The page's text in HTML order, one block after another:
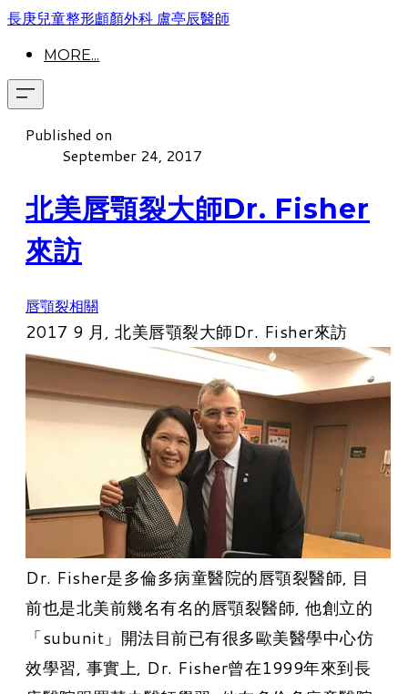
長庚兒童整形顱顏外科 盧亭辰醫師
MORE...
Published on
September 24, 2017
北美唇顎裂大師Dr. Fisher
來訪
唇顎裂相關
2017 9 月, 北美唇顎裂大師Dr. Fisher來訪
Dr. Fisher是多倫多病童醫院的唇顎裂醫師, 目
前也是北美前幾名有名的唇顎裂醫師, 他創立的
「subunit」開法目前已有很多歐美醫學中心仿
效學習, 事實上, Dr. Fisher曾在1999年來到長